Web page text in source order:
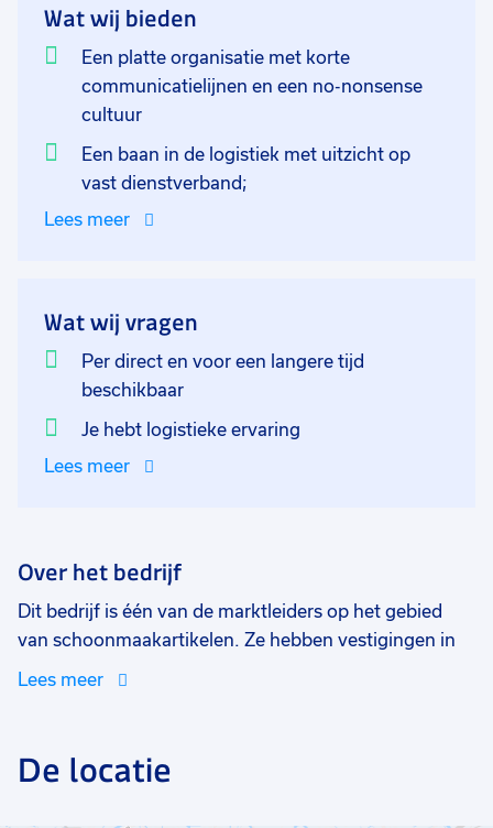
van 8.30 - 17.00 uur. Je werkt ook regelmatig op de
heftruck. Heb je geen certificaat? Geen probleem, die
kan je via ons behalen!
Wat wij bieden
Een platte organisatie met korte
communicatielijnen en een no-nonsense
cultuur
Een baan in de logistiek met uitzicht op
vast dienstverband;
Lees meer
Wat wij vragen
Per direct en voor een langere tijd
beschikbaar
Je hebt logistieke ervaring
Lees meer
Over het bedrijf
Dit bedrijf is één van de marktleiders op het gebied
van schoonmaakartikelen. Ze hebben vestigingen in
Nederland, België, Engeland, Spanje, Griekenland,
Een internationale speler op de markt met grote
klanten zoals supermarkten, huishoudketen en
Lees meer
De locatie